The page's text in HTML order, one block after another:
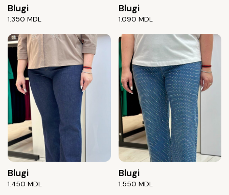
Blugi
1.350 MDL
Blugi
1.090 MDL
Blugi
1.450 MDL
Blugi
1.550 MDL